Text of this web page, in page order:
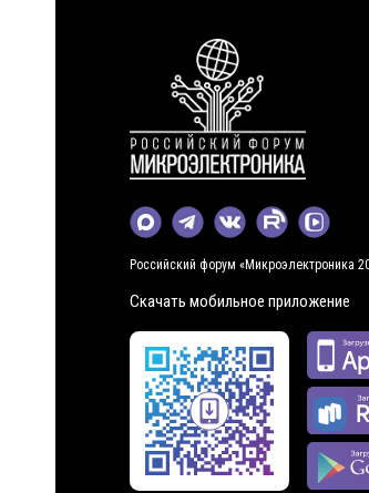
Российский форум «Микроэлектроника
Скачать мобильное приложение